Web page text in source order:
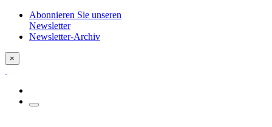
Abonnieren Sie unseren
Newsletter
Newsletter-Archiv
×